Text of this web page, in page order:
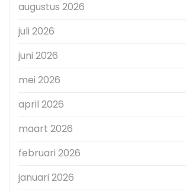
augustus 2026
juli 2026
juni 2026
mei 2026
april 2026
maart 2026
februari 2026
januari 2026